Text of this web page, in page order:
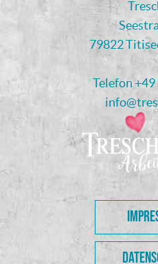
79822
Telefon+49